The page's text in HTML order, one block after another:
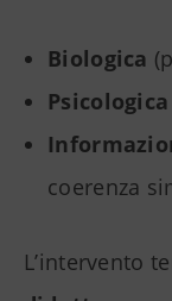
Biologica
Psicologica
coerenza
L’intervento